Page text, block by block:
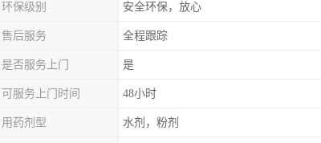
环保级别 安全环保，放心
售后服务 全程跟踪
是否服务上门 是
可服务上门时间 48小时
用药剂型 水剂，粉剂